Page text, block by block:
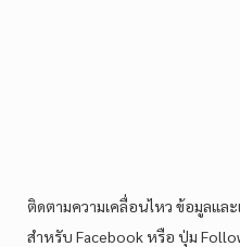
ติดตามความเคลื่อนไหว ข้อมูลและ
สำหรับ Facebook หรือ ปุ่ม